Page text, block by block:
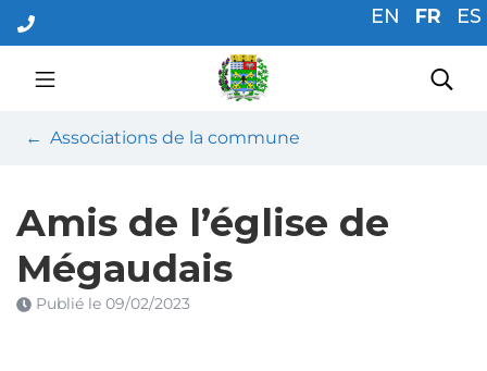
Aller
au
contenu
EN FR ES
Mairie Saint Pierre
Associations de la commune
Amis de l’église de
Mégaudais
Publié le 09/02/2023